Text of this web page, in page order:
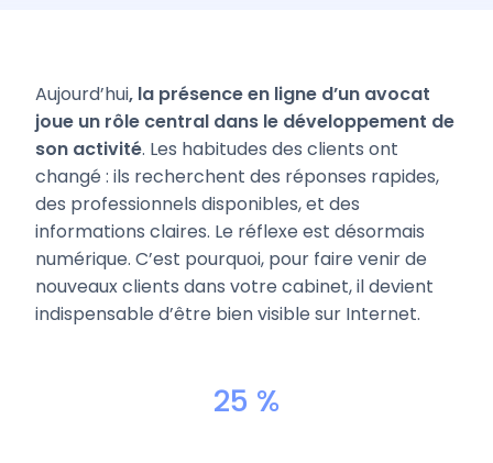
Aujourd’hui, la présence en ligne d’un avocat
joue un rôle central dans le développement de
son activité. Les habitudes des clients ont
changé : ils recherchent des réponses rapides,
des professionnels disponibles, et des
informations claires. Le réflexe est désormais
numérique. C’est pourquoi, pour faire venir de
nouveaux clients dans votre cabinet, il devient
indispensable d’être bien visible sur Internet.
25 %